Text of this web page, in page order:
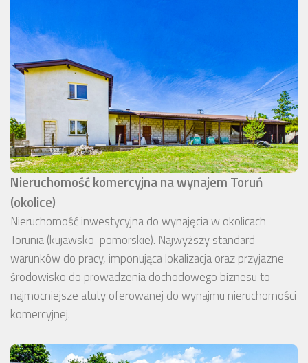
Nieruchomość komercyjna na wynajem Toruń
(okolice)
Nieruchomość inwestycyjna do wynajęcia w okolicach
Torunia (kujawsko-pomorskie). Najwyższy standard
warunków do pracy, imponująca lokalizacja oraz przyjazne
środowisko do prowadzenia dochodowego biznesu to
najmocniejsze atuty oferowanej do wynajmu nieruchomości
komercyjnej.